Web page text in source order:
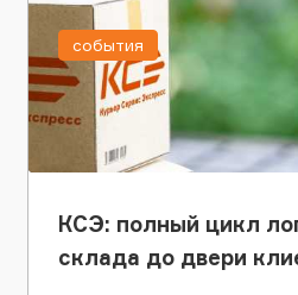
КСЭ: полный цикл
склада до двери
события